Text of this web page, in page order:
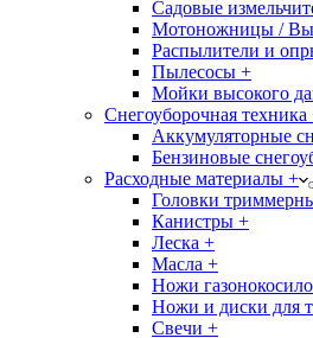
Садовые
Мотоножницы /
Распылители и
Пылесосы +
Мойки высокого
Снегоуборочная техника
Аккумуляторные
Бензиновые
Расходные материалы +
Головки
Канистры +
Леска +
Масла +
Ножи
Ножи и диски для
Свечи +